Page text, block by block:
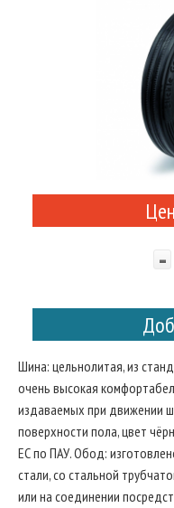
-
Шина: цельнолитая, из
очень высокая
издаваемых при движении
поверхности пола, цвет
ЕС по ПАУ. Обод:
стали, со стальной
или на соединении